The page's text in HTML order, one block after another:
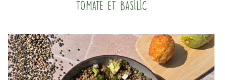
tomate et basilic